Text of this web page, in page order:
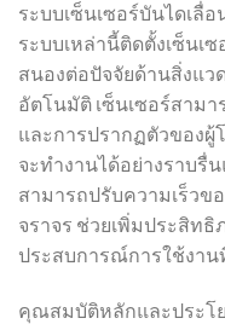
ระบบเซ็นเซอร์บันไดเลื่
ระบบเหล่านี้ติดตั้งเซ็นเ
สนองต่อปัจจัยด้านสิ่งแว
อัตโนมัติ เซ็นเซอร์สาม
และการปรากฏตัวของผู้
จะทำงานได้อย่างราบรื่
สามารถปรับความเร็วข
จราจร ช่วยเพิ่มประสิท
ประสบการณ์การใช้งา
คุณสมบัติหลักและประโ